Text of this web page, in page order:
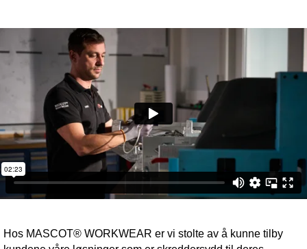
Hos MASCOT® WORKWEAR er vi stolte av å kunne tilby